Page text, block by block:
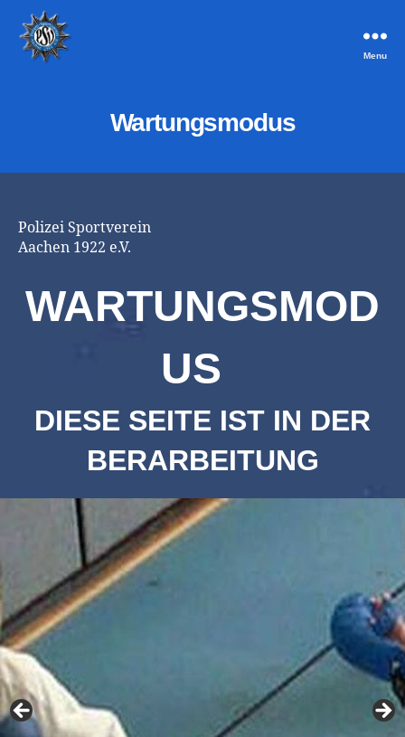
Menu
Wartungsmodus
Polizei Sportverein
Aachen 1922 e.V.
WARTUNGSMOD
US
DIESE SEITE IST IN DER
BERARBEITUNG